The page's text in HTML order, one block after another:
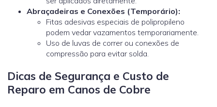
Abraçadeiras e Conexões (Temporário):
Fitas adesivas especiais de polipropileno
podem vedar vazamentos temporariamente.
Uso de luvas de correr ou conexões de
compressão para evitar solda.
Dicas de Segurança e Custo de
Reparo em Canos de Cobre